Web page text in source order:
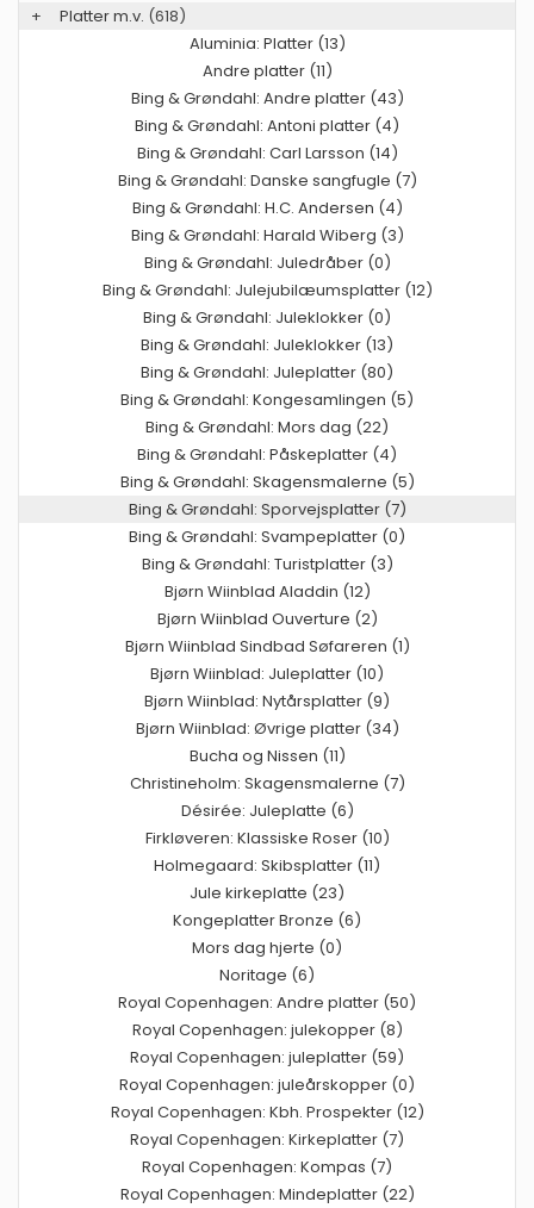
+ Platter m.v. (618)
Aluminia: Platter (13)
Andre platter (11)
Bing & Grøndahl: Andre platter (43)
Bing & Grøndahl: Antoni platter (4)
Bing & Grøndahl: Carl Larsson (14)
Bing & Grøndahl: Danske sangfugle (7)
Bing & Grøndahl: H.C. Andersen (4)
Bing & Grøndahl: Harald Wiberg (3)
Bing & Grøndahl: Juledråber (0)
Bing & Grøndahl: Julejubilæumsplatter (12)
Bing & Grøndahl: Juleklokker (0)
Bing & Grøndahl: Juleklokker (13)
Bing & Grøndahl: Juleplatter (80)
Bing & Grøndahl: Kongesamlingen (5)
Bing & Grøndahl: Mors dag (22)
Bing & Grøndahl: Påskeplatter (4)
Bing & Grøndahl: Skagensmalerne (5)
Bing & Grøndahl: Sporvejsplatter (7)
Bing & Grøndahl: Svampeplatter (0)
Bing & Grøndahl: Turistplatter (3)
Bjørn Wiinblad Aladdin (12)
Bjørn Wiinblad Ouverture (2)
Bjørn Wiinblad Sindbad Søfareren (1)
Bjørn Wiinblad: Juleplatter (10)
Bjørn Wiinblad: Nytårsplatter (9)
Bjørn Wiinblad: Øvrige platter (34)
Bucha og Nissen (11)
Christineholm: Skagensmalerne (7)
Désirée: Juleplatte (6)
Firkløveren: Klassiske Roser (10)
Holmegaard: Skibsplatter (11)
Jule kirkeplatte (23)
Kongeplatter Bronze (6)
Mors dag hjerte (0)
Noritage (6)
Royal Copenhagen: Andre platter (50)
Royal Copenhagen: julekopper (8)
Royal Copenhagen: juleplatter (59)
Royal Copenhagen: juleårskopper (0)
Royal Copenhagen: Kbh. Prospekter (12)
Royal Copenhagen: Kirkeplatter (7)
Royal Copenhagen: Kompas (7)
Royal Copenhagen: Mindeplatter (22)